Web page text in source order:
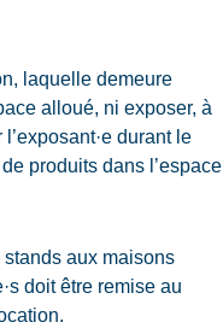
laquelle demeure
alloué, ni exposer, à
durant le
produits dans l’espace
aux maisons
doit être remise au